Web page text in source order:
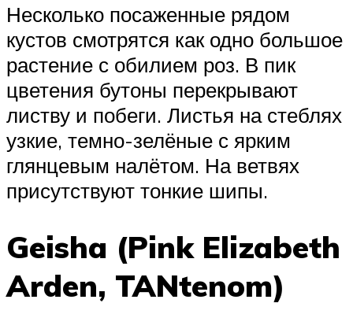
Несколько посаженные рядом
кустов смотрятся как одно большое
растение с обилием роз. В пик
цветения бутоны перекрывают
листву и побеги. Листья на стеблях
узкие, темно-зелёные с ярким
глянцевым налётом. На ветвях
присутствуют тонкие шипы.
Geisha (Pink Elizabeth
Arden, TANtenom)